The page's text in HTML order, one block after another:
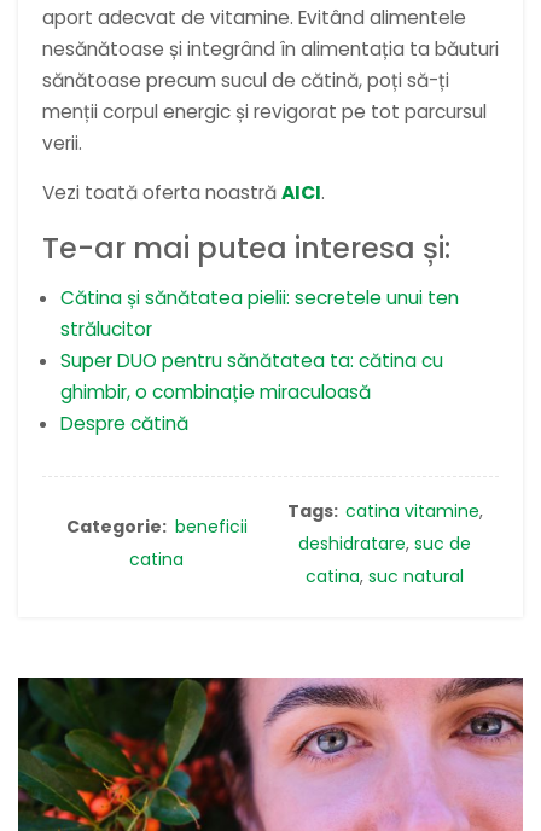
aport adecvat de vitamine. Evitând alimentele
nesănătoase și integrând în alimentația ta băuturi
sănătoase precum sucul de cătină, poți să-ți
menții corpul energic și revigorat pe tot parcursul
verii.
Vezi toată oferta noastrăAICI.
Te-ar mai putea interesa și:
Cătina și sănătatea pielii: secretele unui ten
strălucitor
Super DUO pentru sănătatea ta: cătina cu
ghimbir, o combinație miraculoasă
Despre cătină
Categorie: beneficii
catina
Tags: catina vitamine,
deshidratare, suc de
catina, suc natural